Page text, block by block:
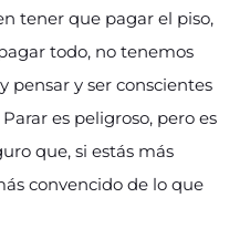
tener que pagar el piso,
todo, no tenemos
pensar y ser conscientes
es peligroso, pero es
que, si estás más
convencido de lo que